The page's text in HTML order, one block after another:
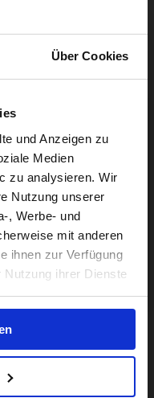
Über Cookies
und Anzeigen zu
Medien
zu analysieren. Wir
Nutzung unserer
, Werbe- und
mit anderen
ihnen zur Verfügung
Nutzung ihrer Dienste
States?
visit our: